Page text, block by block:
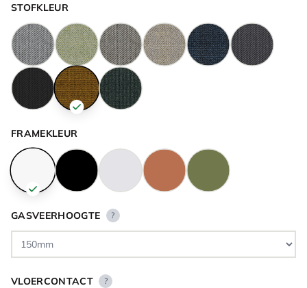
STOFKLEUR
FRAMEKLEUR
GASVEERHOOGTE ?
VLOERCONTACT ?